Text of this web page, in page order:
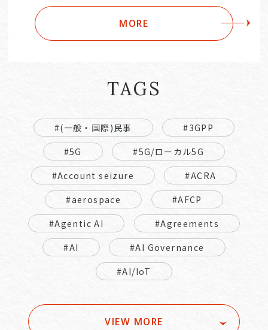
MORE
TAGS
#(一般・国際)民事
#3GPP
#5G
#5G/ローカル5G
#Account seizure
#ACRA
#aerospace
#AFCP
#Agentic AI
#Agreements
#AI
#AI Governance
#AI/IoT
VIEW MORE